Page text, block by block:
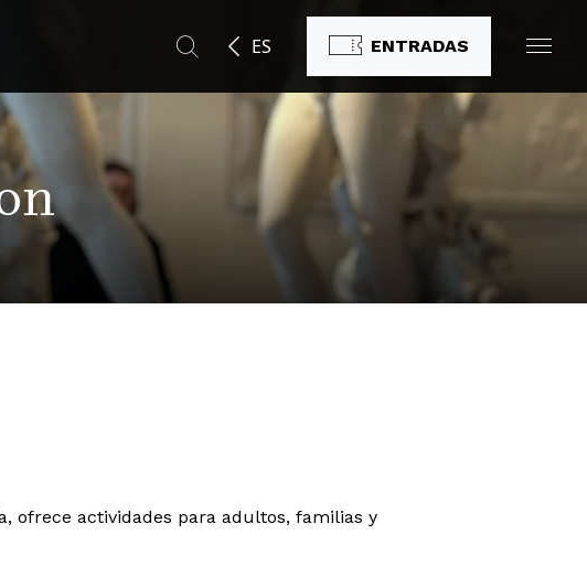
ES ENTRADAS
ofrece actividades para adultos, familias y